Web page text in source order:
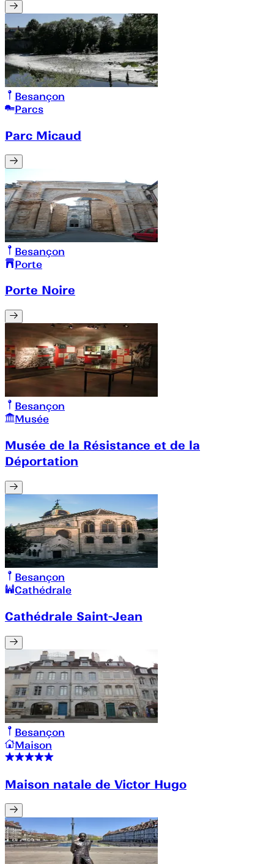
Besançon
Parcs
Parc Micaud
Besançon
Porte
Porte Noire
Besançon
Musée
Musée de la Résistance et de la
Déportation
Besançon
Cathédrale
Cathédrale Saint-Jean
Besançon
Maison
Maison natale de Victor Hugo